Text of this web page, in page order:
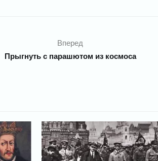
Вперед
Прыгнуть с парашютом из космоса